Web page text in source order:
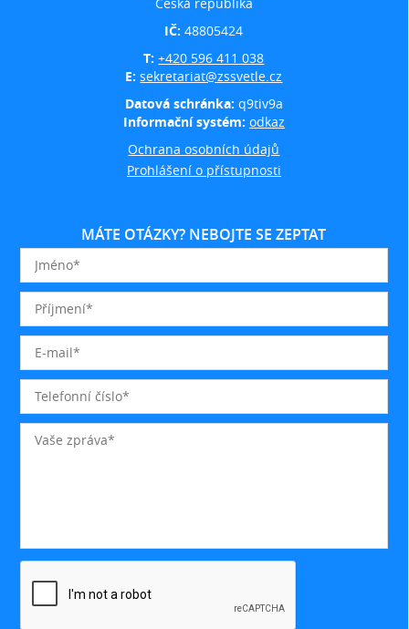
IČ:48805424
T:+420 596 411 038
E:sekretariat@zssvetle.cz
Datová schránka: q9tiv9a
Informační systém: odkaz
Ochrana osobních údajů
Prohlášení o přístupnosti
MÁTE OTÁZKY? NEBOJTE SE ZEPTAT